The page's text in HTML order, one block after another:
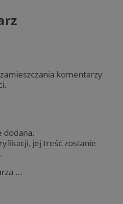
komentarzy
dodana.
jej treść zostanie
...